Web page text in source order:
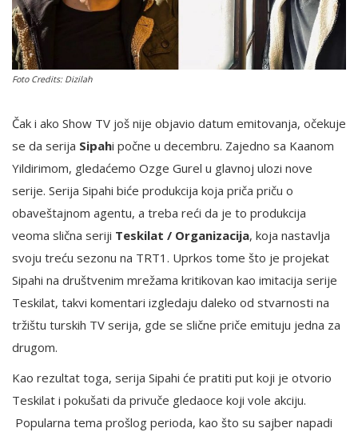
English
Foto Credits: Dizilah
Čak i ako Show TV još nije objavio datum emitovanja, očekuje
se da serija Sipahi počne u decembru. Zajedno sa Kaanom
Yildirimom, gledaćemo Ozge Gurel u glavnoj ulozi nove
serije. Serija Sipahi biće produkcija koja priča priču o
obaveštajnom agentu, a treba reći da je to produkcija
veoma slična seriji Teskilat / Organizacija, koja nastavlja
svoju treću sezonu na TRT1. Uprkos tome što je projekat
Sipahi na društvenim mrežama kritikovan kao imitacija serije
Teskilat, takvi komentari izgledaju daleko od stvarnosti na
tržištu turskih TV serija, gde se slične priče emituju jedna za
drugom.
Kao rezultat toga, serija Sipahi će pratiti put koji je otvorio
Teskilat i pokušati da privuče gledaoce koji vole akciju.
Popularna tema prošlog perioda, kao što su sajber napadi